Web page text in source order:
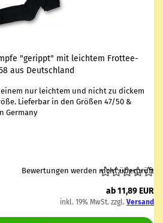
"ge­rippt" mit leich­tem Frot­tee­
aus Deutsch­land
nur leich­tem und nicht zu di­ckem
Lie­fer­bar in den Grö­ßen 47/50 &
Ger­ma­ny
Bewertungen werden nicht überprüft
ab 11,89 EUR
inkl. 19% MwSt. zzgl. Versand